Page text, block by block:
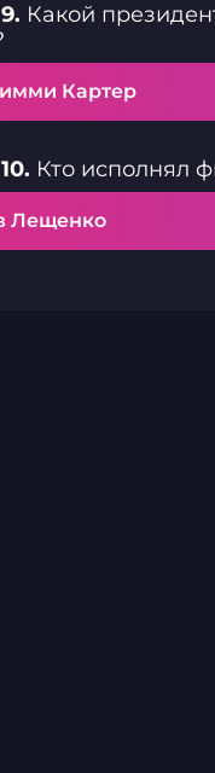
Какой
Картер
Кто исполнял
Лещенко